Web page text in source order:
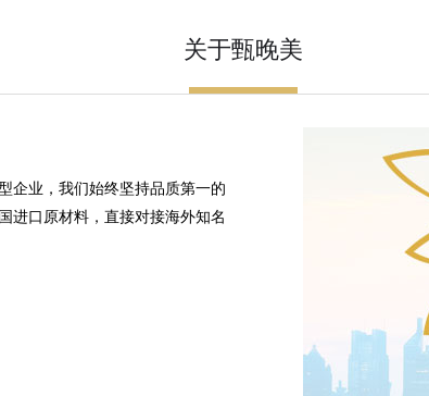
关于甄晚美
企业，我们始终坚持品质第一的
进口原材料，直接对接海外知名